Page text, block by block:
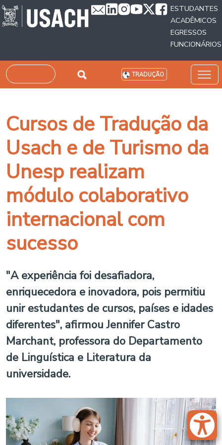
Passar para o conteúdo principal
ESTUDANTES
ACADÊMICOS
EGRESSOS
FUNCIONÁRIOS
Pesquisar TRADUÇÃO
Cursos de Tradução da
Usach e de Turismo da
Unesp realizam
módulo colaborativo
internacional com
sucesso
"A experiência foi desafiadora,
enriquecedora e inovadora, pois permitiu
unir estudantes de cursos, países e idades
diferentes", afirmou Jennifer Castro
Marchant, professora do Departamento
de Linguística e Literatura da
universidade.